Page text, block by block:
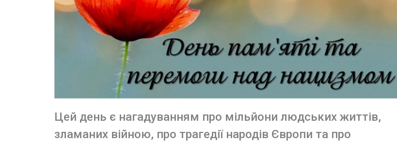
Цей день є нагадуванням про мільйони людських життів,
зламаних війною, про трагедії народів Європи та про